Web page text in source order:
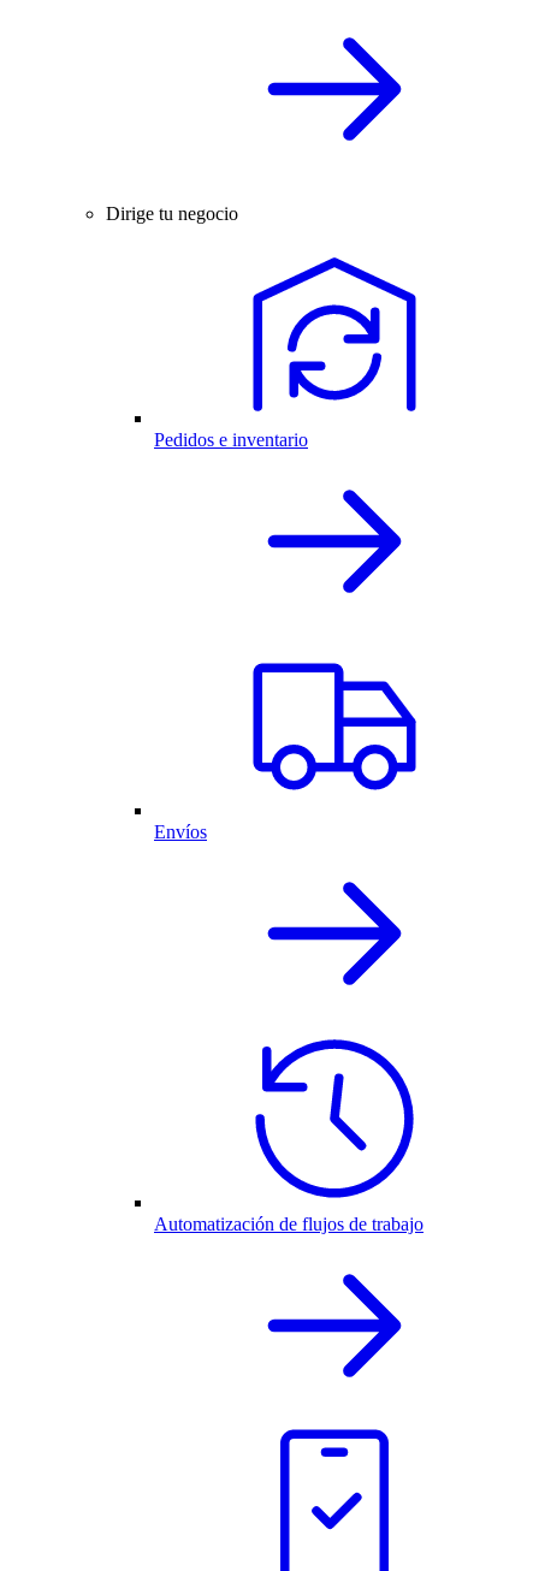
Dirige tu negocio
Pedidos e inventario
Envíos
Automatización de flujos de trabajo